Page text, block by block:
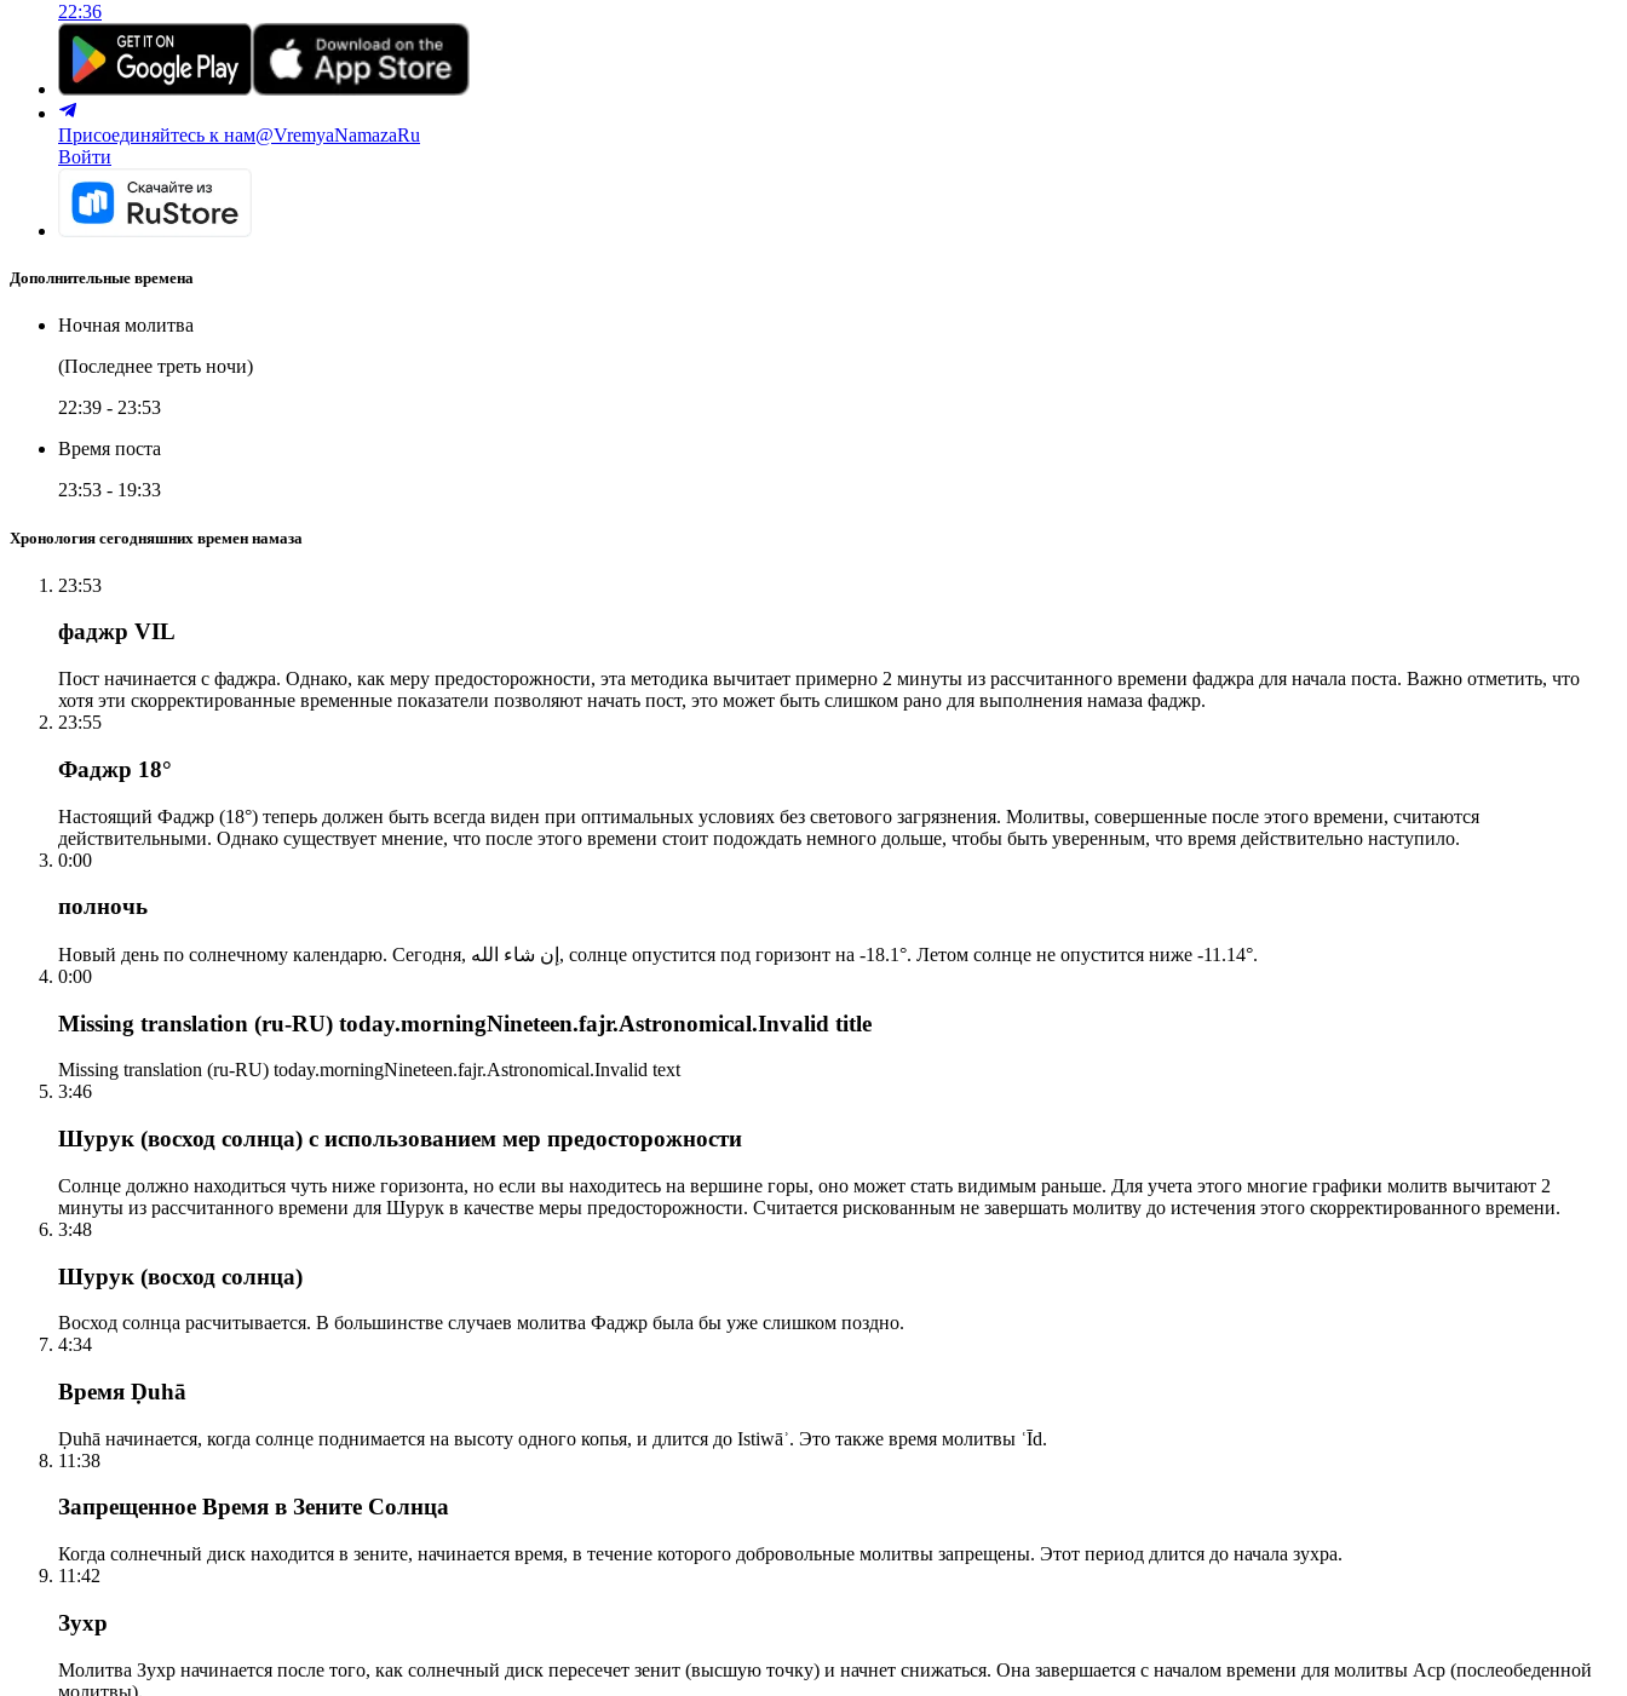
22:36
Присоединяйтесь к нам@VremyaNamazaRu
Войти
Дополнительные времена
Ночная молитва
(Последнее треть ночи)
22:39 - 23:53
Время поста
23:53 - 19:33
Хронология сегодняшних времен намаза
23:53
фаджр VIL
Пост начинается с фаджра. Однако, как меру предосторожности, эта методика вычитает примерно 2 минуты из рассчитанного времени фаджра для начала поста. Важно отметить, что
хотя эти скорректированные временные показатели позволяют начать пост, это может быть слишком рано для выполнения намаза фаджр.
23:55
Фаджр 18°
Настоящий Фаджр (18°) теперь должен быть всегда виден при оптимальных условиях без светового загрязнения. Молитвы, совершенные после этого времени, считаются
действительными. Однако существует мнение, что после этого времени стоит подождать немного дольше, чтобы быть уверенным, что время действительно наступило.
0:00
полночь
Новый день по солнечному календарю. Сегодня, إن شاء الله, солнце опустится под горизонт на -18.1°. Летом солнце не опустится ниже -11.14°.
0:00
Missing translation (ru-RU) today.morningNineteen.fajr.Astronomical.Invalid title
Missing translation (ru-RU) today.morningNineteen.fajr.Astronomical.Invalid text
3:46
Шурук (восход солнца) с использованием мер предосторожности
Солнце должно находиться чуть ниже горизонта, но если вы находитесь на вершине горы, оно может стать видимым раньше. Для учета этого многие графики молитв вычитают 2
минуты из рассчитанного времени для Шурук в качестве меры предосторожности. Считается рискованным не завершать молитву до истечения этого скорректированного времени.
3:48
Шурук (восход солнца)
Восход солнца расчитывается. В большинстве случаев молитва Фаджр была бы уже слишком поздно.
4:34
Время Ḍuhā
Ḍuhā начинается, когда солнце поднимается на высоту одного копья, и длится до Istiwāʾ. Это также время молитвы ʿĪd.
11:38
Запрещенное Время в Зените Солнца
Когда солнечный диск находится в зените, начинается время, в течение которого добровольные молитвы запрещены. Этот период длится до начала зухра.
11:42
Зухр
Молитва Зухр начинается после того, как солнечный диск пересечет зенит (высшую точку) и начнет снижаться. Она завершается с началом времени для молитвы Аср (послеобеденной
молитвы).